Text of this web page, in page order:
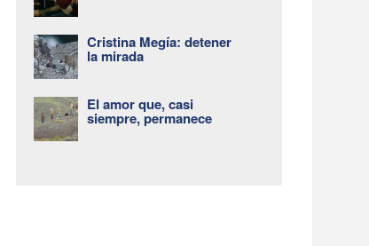
Cristina Megía: detener
la mirada
El amor que, casi
siempre, permanece